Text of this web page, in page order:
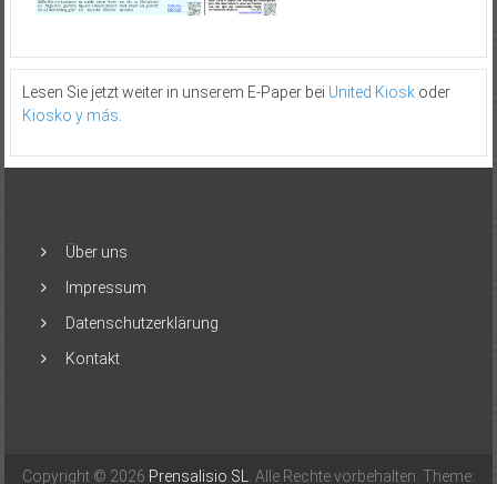
Lesen Sie jetzt weiter in unserem E-Paper bei United Kioskoder
Kiosko y más.
Über uns
Impressum
Datenschutzerklärung
Kontakt
Copyright © 2026 Prensalisio SL. Alle Rechte vorbehalten. Theme: